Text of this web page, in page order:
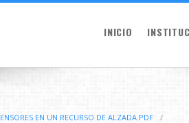
INICIO
EN UN RECURSO DE ALZADA.PDF
/